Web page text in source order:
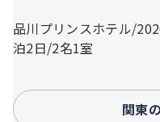
品川プリンスホテル/
泊2日/2名1室
関東